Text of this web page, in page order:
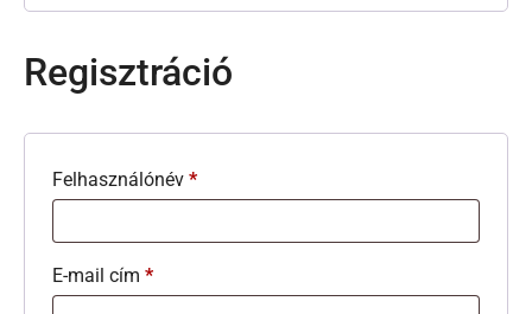
Regisztráció
Felhasználónév *
E-mail cím *